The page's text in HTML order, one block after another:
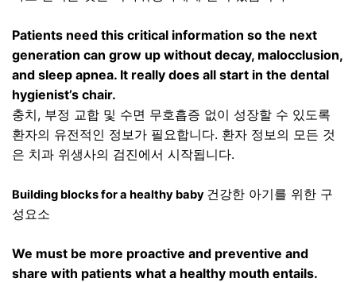
Patients need this critical information so the next
generation can grow up without decay, malocclusion,
and sleep apnea. It really does all start in the dental
hygienist’s chair.
충치, 부정 교합 및 수면 무호흡증 없이 성장할 수 있도록
환자의 유전적인 정보가 필요합니다. 환자 정보의 모든 것
은 치과 위생사의 검진에서 시작됩니다.
Building blocks for a healthy baby 건강한 아기를 위한 구
성요소
We must be more proactive and preventive and
share with patients what a healthy mouth entails.